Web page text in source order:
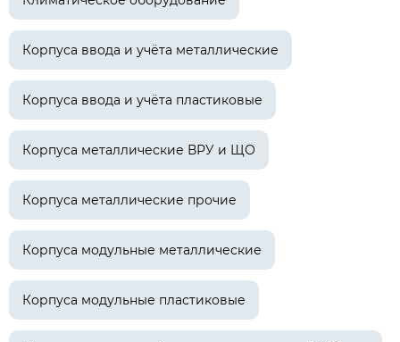
Корпуса ввода и учёта металлические
Корпуса ввода и учёта пластиковые
Корпуса металлические ВРУ и ЩО
Корпуса металлические прочие
Корпуса модульные металлические
Корпуса модульные пластиковые